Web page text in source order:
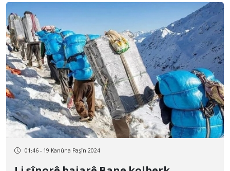
01:46 - 19 Kanûna Paşîn 2024